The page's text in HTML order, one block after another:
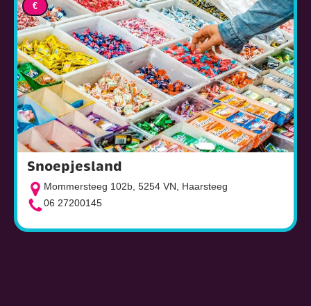
Snoepjesland
Mommersteeg 102b, 5254 VN, Haarsteeg
06 27200145
€